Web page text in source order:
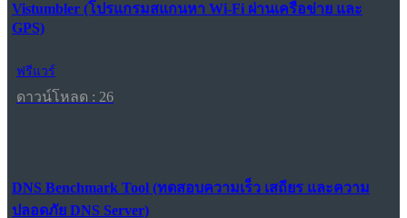
Vistumbler (โปรแกรมสแกนหา Wi-Fi ผ่านเครือข่าย และ
GPS)
ฟรีแวร์
ดาวน์โหลด : 26
DNS Benchmark Tool (ทดสอบความเร็ว เสถียร และความ
ปลอดภัย DNS Server)